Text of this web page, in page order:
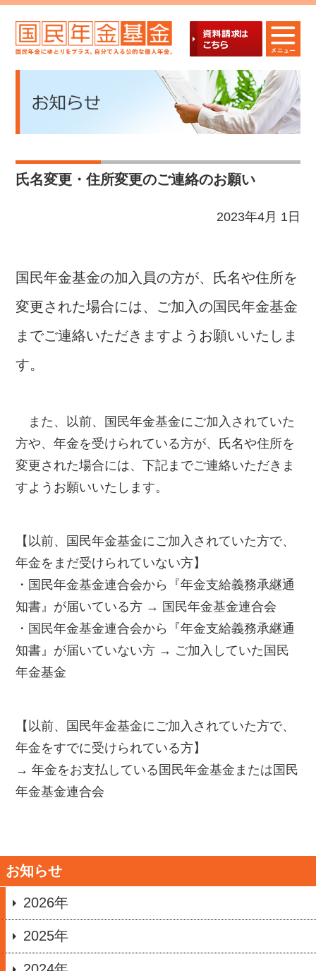
氏名変更・住所変更のご連絡のお願い
2023年4月 1日
国民年金基金の加入員の方が、氏名や住所を
変更された場合には、ご加入の国民年金基金
までご連絡いただきますようお願いいたしま
す。
また、以前、国民年金基金にご加入されていた
方や、年金を受けられている方が、氏名や住所を
変更された場合には、下記までご連絡いただきま
すようお願いいたします。
【以前、国民年金基金にご加入されていた方で、
年金をまだ受けられていない方】
・国民年金基金連合会から『年金支給義務承継通
知書』が届いている方 → 国民年金基金連合会
・国民年金基金連合会から『年金支給義務承継通
知書』が届いていない方 → ご加入していた国民
年金基金
【以前、国民年金基金にご加入されていた方で、
年金をすでに受けられている方】
→ 年金をお支払している国民年金基金または国民
年金基金連合会
お知らせ
2026年
2025年